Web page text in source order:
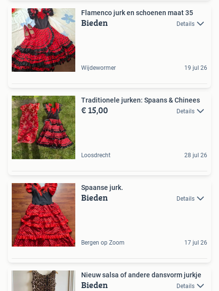
Flamenco jurk en schoenen maat 35
Bieden Details
Wijdewormer 19 jul 26
Traditionele jurken: Spaans & Chinees
€ 15,00 Details
Loosdrecht 28 jul 26
Spaanse jurk.
Bieden Details
Bergen op Zoom 17 jul 26
Nieuw salsa of andere dansvorm jurkje
Bieden Details